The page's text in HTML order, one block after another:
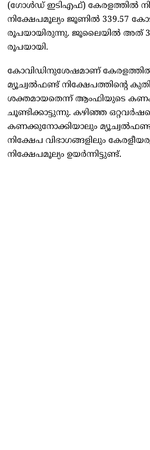
(ഗോൾഡ് ഇടിഎഫ്) കേരളത്തിൽ
നിക്ഷേപമൂല്യം ജൂണിൽ 339.57
രൂപയായിരുന്നു. ജൂലൈയിൽ അത്
രൂപയായി.
കോവിഡിനുശേഷമാണ്
മ്യൂച്വൽഫണ്ട് നിക്ഷേപത്തിന്റെ
ശക്തമായതെന്ന് ആംഫിയുടെ
ചൂണ്ടിക്കാട്ടുന്നു. കഴിഞ്ഞ
കണക്കുനോക്കിയാലും
നിക്ഷേപ വിഭാഗങ്ങളിലും
നിക്ഷേപമൂല്യം ഉയർന്നിട്ടുണ്ട്.